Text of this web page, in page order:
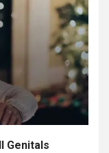
Genitals